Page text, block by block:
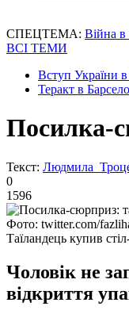
СПЕЦТЕМА: Війна в
ВСІ ТЕМИ
Вступ України
Теракт в
Посилка-
Текст: Людмила
0
1596
Фото: twitter.com/
Таїландець купив
Чоловік не
відкриття